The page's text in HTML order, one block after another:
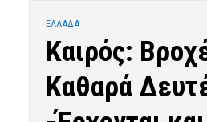
ΕΛΛΑΔΑ
Καιρός:
Καθαρά